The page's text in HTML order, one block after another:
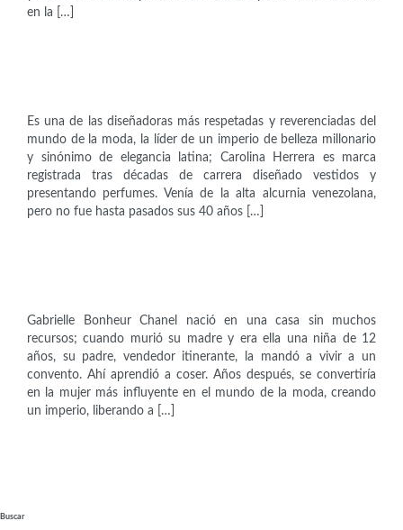
en la […]
Es una de las diseñadoras más respetadas y reverenciadas del
mundo de la moda, la líder de un imperio de belleza millonario
y sinónimo de elegancia latina; Carolina Herrera es marca
registrada tras décadas de carrera diseñado vestidos y
presentando perfumes. Venía de la alta alcurnia venezolana,
pero no fue hasta pasados sus 40 años […]
Gabrielle Bonheur Chanel nació en una casa sin muchos
recursos; cuando murió su madre y era ella una niña de 12
años, su padre, vendedor itinerante, la mandó a vivir a un
convento. Ahí aprendió a coser. Años después, se convertiría
en la mujer más influyente en el mundo de la moda, creando
un imperio, liberando a […]
Buscar